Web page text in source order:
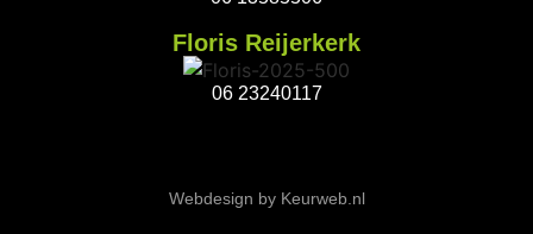
Floris Reijerkerk
06 23240117
Webdesign by Keurweb.nl